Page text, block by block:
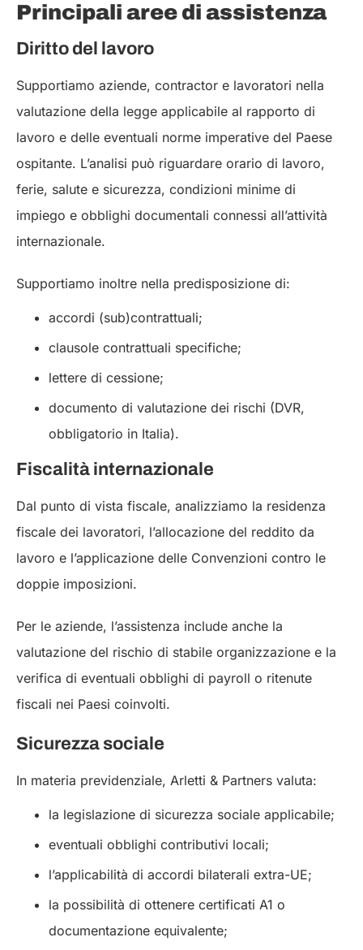
Principali aree di assistenza
Diritto del lavoro
Supportiamo aziende, contractor e lavoratori nella
valutazione della legge applicabile al rapporto di
lavoro e delle eventuali norme imperative del Paese
ospitante. L’analisi può riguardare orario di lavoro,
ferie, salute e sicurezza, condizioni minime di
impiego e obblighi documentali connessi all’attività
internazionale.
Supportiamo inoltre nella predisposizione di:
accordi (sub)contrattuali;
clausole contrattuali specifiche;
lettere di cessione;
documento di valutazione dei rischi (DVR,
obbligatorio in Italia).
Fiscalità internazionale
Dal punto di vista fiscale, analizziamo la residenza
fiscale dei lavoratori, l’allocazione del reddito da
lavoro e l’applicazione delle Convenzioni contro le
doppie imposizioni.
Per le aziende, l’assistenza include anche la
valutazione del rischio di stabile organizzazione e la
verifica di eventuali obblighi di payroll o ritenute
fiscali nei Paesi coinvolti.
Sicurezza sociale
In materia previdenziale, Arletti & Partners valuta:
la legislazione di sicurezza sociale applicabile;
eventuali obblighi contributivi locali;
l’applicabilità di accordi bilaterali extra-UE;
la possibilità di ottenere certificati A1 o
documentazione equivalente;